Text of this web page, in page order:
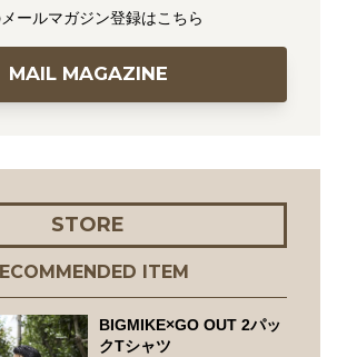
ールマガジン登録はこちら
MAIL MAGAZINE
STORE
ITEM
BIGMIKE×GO OUT 2パッ
クTシャツ